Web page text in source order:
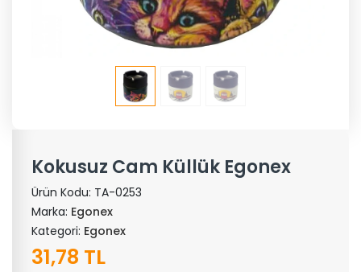
Kokusuz Cam Küllük Egonex
Ürün Kodu: TA-0253
Marka: Egonex
Kategori: Egonex
31,78 TL